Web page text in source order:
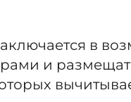
в
и